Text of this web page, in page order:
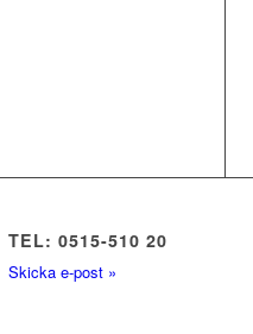
TEL: 0515-510 20
Skicka e-post »